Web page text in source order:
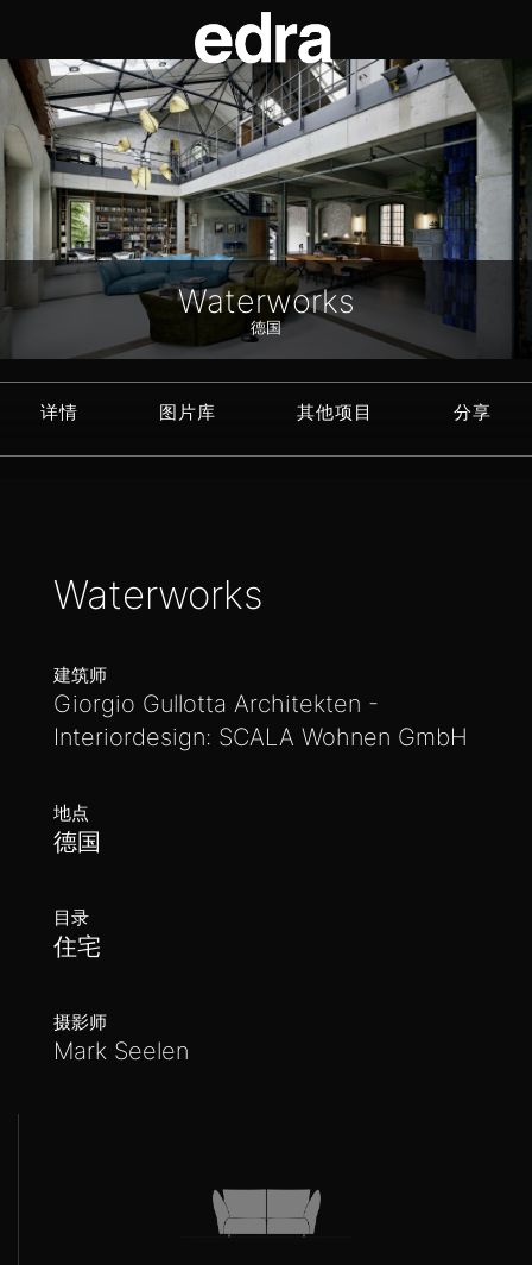
Waterworks
德国
详情 图片库 其他项目 分享
Waterworks
建筑师
Giorgio Gullotta Architekten -
Interiordesign: SCALA Wohnen GmbH
地点
德国
目录
住宅
摄影师
Mark Seelen